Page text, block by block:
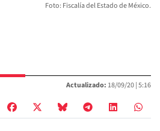
Foto: Fiscalía del Estado de México.
Actualizado: 18/09/20 |5:16